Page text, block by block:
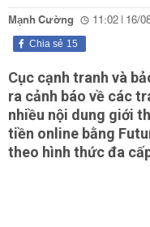
Mạnh Cường 11:02 | 16/
15
Chia sẻ
Cục cạnh tranh và
ra cảnh báo về các
nhiều nội dung giới
tiền online bằng
theo hình thức đa